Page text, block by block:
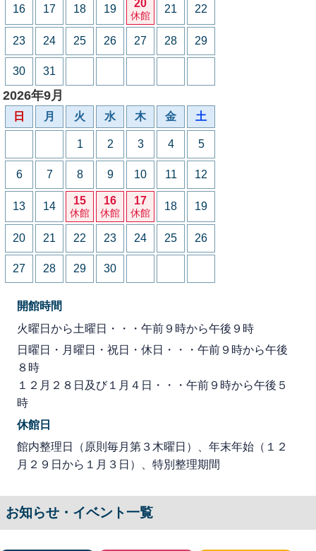
16 17 18 19 20
休館
21 22
23 24 25 26 27 28 29
30 31
2026年9月
日 月 火 水 木 金 土
1 2 3 4 5
6 7 8 9 10 11 12
13 14 15
休館
16
休館
17
休館
18 19
20 21 22 23 24 25 26
27 28 29 30
開館時間
火曜日から土曜日・・・午前９時から午後９時
日曜日・月曜日・祝日・休日・・・午前９時から午後
８時
１２月２８日及び１月４日・・・午前９時から午後５
時
休館日
館内整理日（原則毎月第３木曜日）、年末年始（１２
月２９日から１月３日）、特別整理期間
お知らせ・イベント一覧